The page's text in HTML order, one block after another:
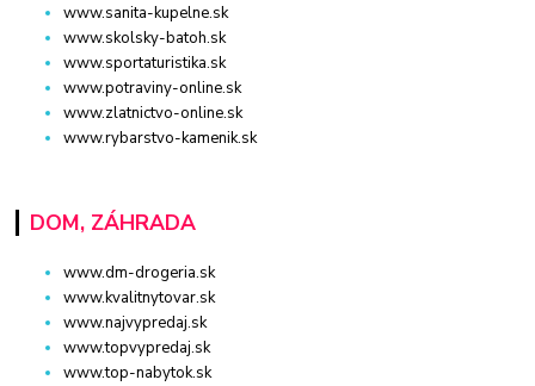
www.sanita-kupelne.sk
www.skolsky-batoh.sk
www.sportaturistika.sk
www.potraviny-online.sk
www.zlatnictvo-online.sk
www.rybarstvo-kamenik.sk
DOM, ZÁHRADA
www.dm-drogeria.sk
www.kvalitnytovar.sk
www.najvypredaj.sk
www.topvypredaj.sk
www.top-nabytok.sk